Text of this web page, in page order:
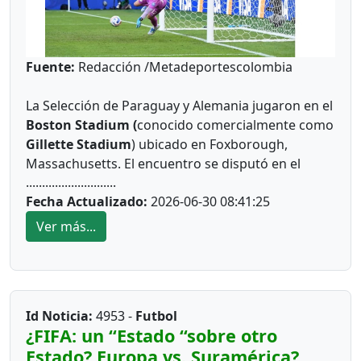
Fuente: Redacción /Metadeportescolombia
La Selección de Paraguay y Alemania jugaron en el
Boston Stadium (conocido comercialmente como
Gillette Stadium) ubicado en Foxborough,
Massachusetts. El encuentro se disputó en el
marco de los dieciseisavos de final de la Copa del
Mundo 2026.
Este 29 de junio ha pasado a la historia la hazaña
cumplir 25 años y quien milita en el fútbol
argentino. Él tuvo un momento de crisis
económica, vender sus prendas deportivas
cuando fue Selección Sub 20, para poder acarrear
los gastos de del nacimiento de su hijo !Hoy vive
............................
Fecha Actualizado: 2026-06-30 08:41:25
Ver más...
Id Noticia: 4953 - Futbol
¿FIFA: un “Estado “sobre otro